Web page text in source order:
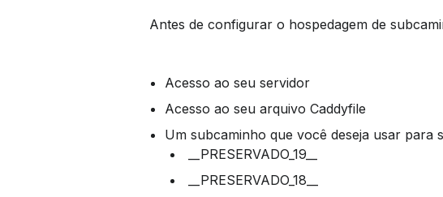
Antes de configurar o hospedagem de
Acesso ao seu servidor
Acesso ao seu arquivo Caddyfile
Um subcaminho que você deseja usar para
__PRESERVADO_19__
__PRESERVADO_18__